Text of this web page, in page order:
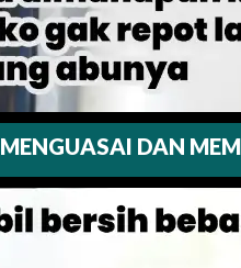
MENGUASAI DAN